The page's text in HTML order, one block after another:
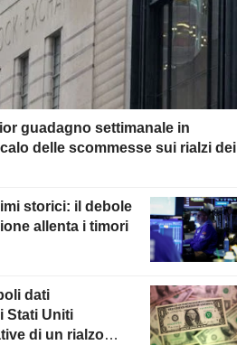
guadagno settimanale in
delle scommesse sui rialzi dei
storici: il debole
allenta i timori
dati
Stati Uniti
di un rialzo